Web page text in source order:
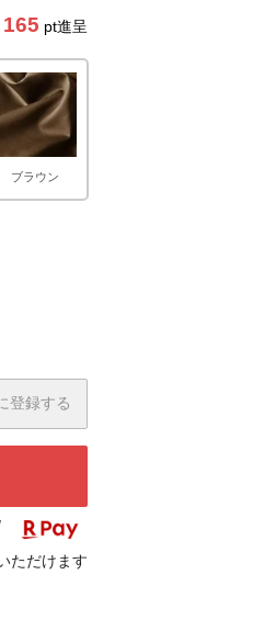
165 pt進呈
ブラウン
登録する
ただけます